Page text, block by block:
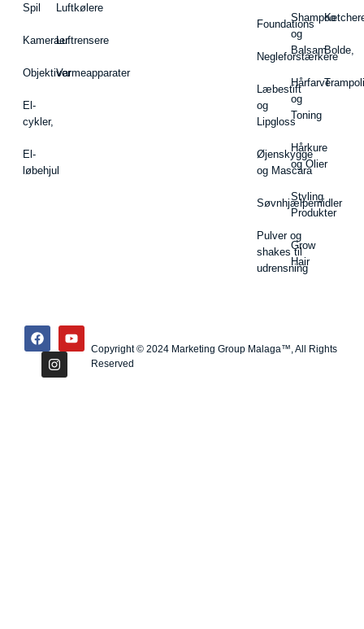
Spil
Kameraer
Objektiver
El-
cykler,
El-
løbehjul
Luftkølere
Luftrensere
Varmeapparater
Foundations
Negleforstærkere
Læbestift
og
Lipgloss
Øjenskygge
og Mascara
Søvnhjælpemidler
Pulver og
shakes til
udrensning
Shampoo
og
Balsam
Hårfarve
og
Toning
Hårkure
og Olier
Styling
Produkter
Grow
Hair
Bolde,
Copyright © 2024 Marketing Group Malaga™, All Rights
Reserved